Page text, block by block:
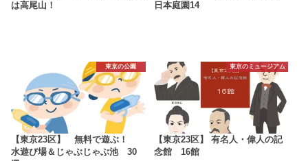
は高尾山！
日本庭園14
東京の公園
【東京23区】 無料で遊ぶ！
水遊び場＆じゃぶじゃぶ池 30
東京のミュージアム
【東京23区】 有名人・偉人の記
念館 16館